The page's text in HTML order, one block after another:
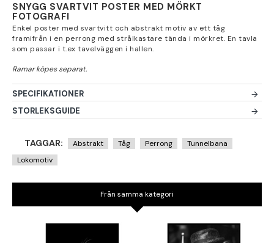
SNYGG SVARTVIT POSTER MED MÖRKT
FOTOGRAFI
Enkel poster med svartvitt och abstrakt motiv av ett tåg
framifrån i en perrong med strålkastare tända i mörkret. En tavla
som passar i t.ex tavelväggen i hallen.
SPECIFIKATIONER
STORLEKSGUIDE
TAGGAR: Abstrakt Tåg Perrong
Tunnelbana
Lokomotiv
Från samma kategori